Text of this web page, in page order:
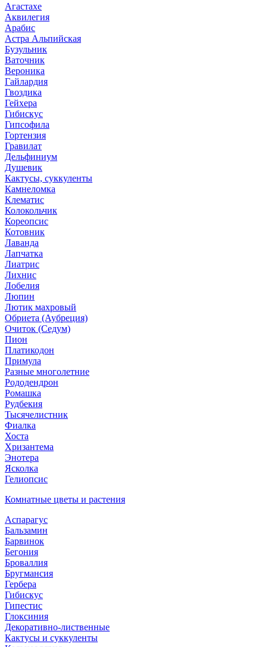
Агастахе
Аквилегия
Арабис
Астра Альпийская
Бузульник
Ваточник
Вероника
Гайлардия
Гвоздика
Гейхера
Гибискус
Гипсофила
Гортензия
Гравилат
Дельфиниум
Душевик
Кактусы, суккуленты
Камнеломка
Клематис
Колокольчик
Кореопсис
Котовник
Лаванда
Лапчатка
Лиатрис
Лихнис
Лобелия
Люпин
Лютик махровый
Обриета (Аубреция)
Очиток (Седум)
Пион
Платикодон
Примула
Разные многолетние
Рододендрон
Ромашка
Рудбекия
Тысячелистник
Фиалка
Хоста
Хризантема
Энотера
Ясколка
Гелиопсис
Комнатные цветы и растения
Аспарагус
Бальзамин
Барвинок
Бегония
Броваллия
Бругмансия
Гербера
Гибискус
Гипестис
Глоксиния
Декоративно-лиственные
Кактусы и суккуленты